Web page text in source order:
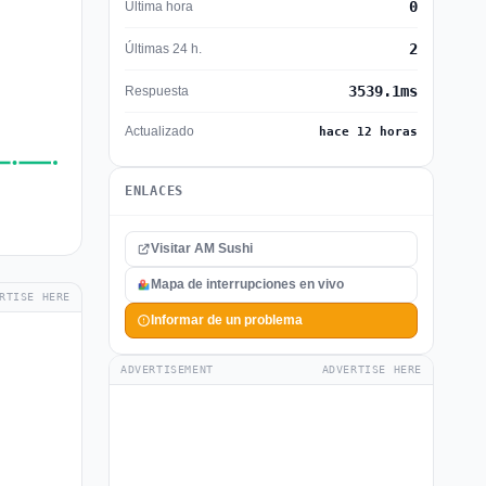
HERE
Última hora 0
Últimas 24 h. 2
Respuesta 3539.1ms
Actualizado hace 12 horas
ENLACES
Visitar AM Sushi
Mapa de interrupciones en vivo
Informar de un problema
ADVERTISEMENT ADVERTISE HERE